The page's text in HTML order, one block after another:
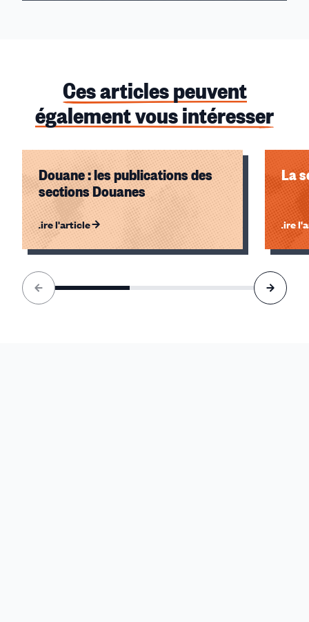
Ces articles peuvent
également vous intéresser
Douane : les publications des
sections Douanes
Lire l'article
La
Lire